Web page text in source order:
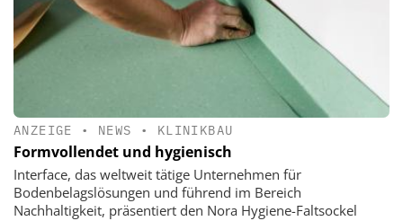
ANZEIGE • NEWS • KLINIKBAU
Formvollendet und hygienisch
Interface, das weltweit tätige Unternehmen für
Bodenbelagslösungen und führend im Bereich
Nachhaltigkeit, präsentiert den Nora Hygiene-Faltsockel